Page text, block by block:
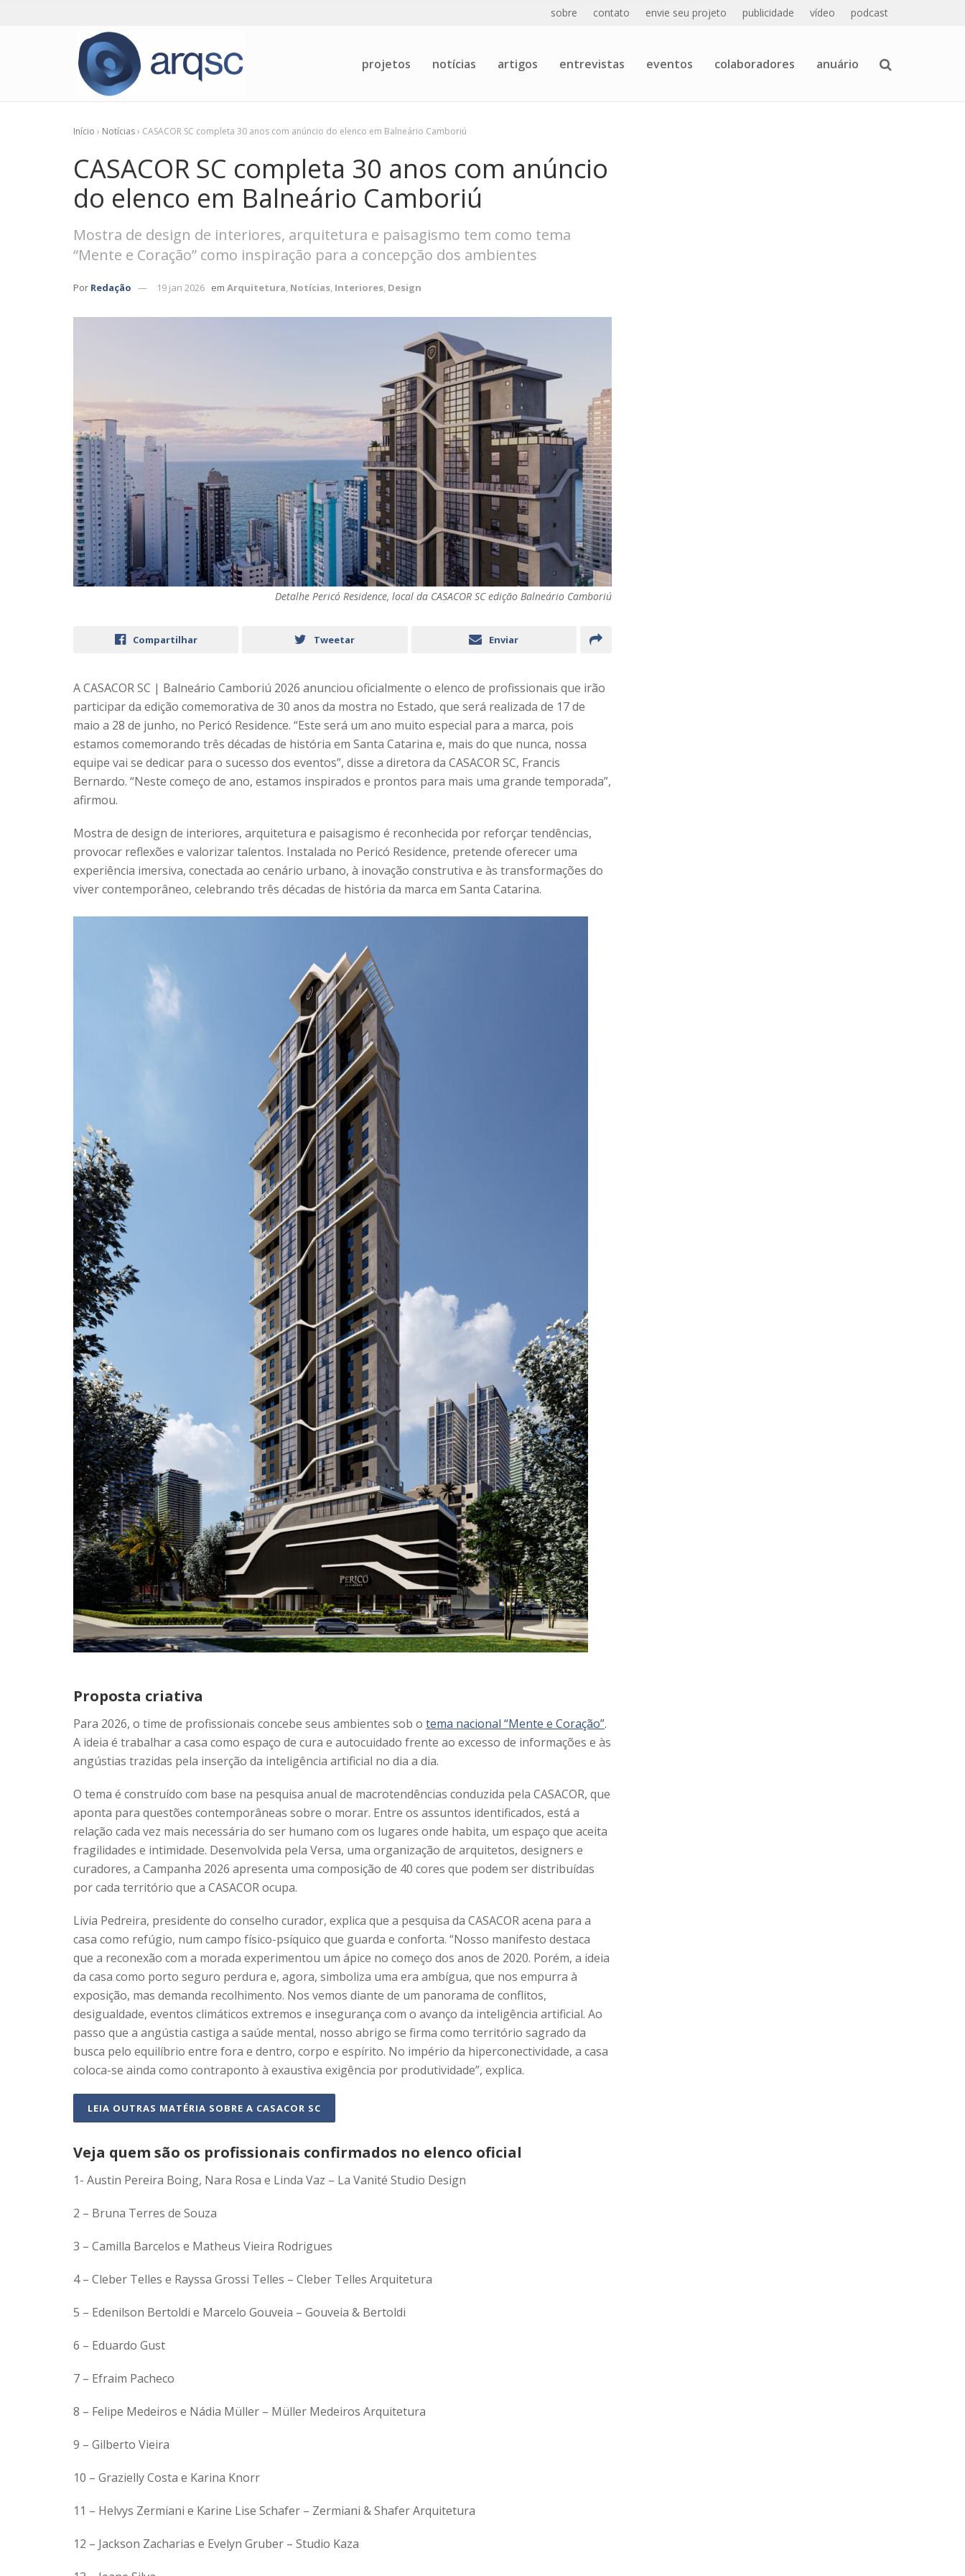
sobre contato envie seu projeto publicidade vídeo podcast
projetos notícias artigos entrevistas eventos colaboradores anuário
Início › Notícias› CASACOR SC completa 30 anos com anúncio do elenco em Balneário Camboriú
CASACOR SC completa 30 anos com anúncio
do elenco em Balneário Camboriú
Mostra de design de interiores, arquitetura e paisagismo tem como tema
“Mente e Coração” como inspiração para a concepção dos ambientes
Por Redação 19 jan 2026 em Arquitetura Notícias Interiores Design
Detalhe Pericó Residence, local da CASACOR SC edição Balneário Camboriú
Compartilhar Tweetar Enviar
A CASACOR SC | Balneário Camboriú 2026 anunciou oficialmente o elenco de profissionais que irão
participar da edição comemorativa de 30 anos da mostra no Estado, que será realizada de 17 de
maio a 28 de junho, no Pericó Residence. “Este será um ano muito especial para a marca, pois
estamos comemorando três décadas de história em Santa Catarina e, mais do que nunca, nossa
equipe vai se dedicar para o sucesso dos eventos”, disse a diretora da CASACOR SC, Francis
Bernardo. “Neste começo de ano, estamos inspirados e prontos para mais uma grande temporada”,
afirmou.
Mostra de design de interiores, arquitetura e paisagismo é reconhecida por reforçar tendências,
provocar reflexões e valorizar talentos. Instalada no Pericó Residence, pretende oferecer uma
experiência imersiva, conectada ao cenário urbano, à inovação construtiva e às transformações do
viver contemporâneo, celebrando três décadas de história da marca em Santa Catarina.
Proposta criativa
Para 2026, o time de profissionais concebe seus ambientes sob o tema nacional “Mente e Coração”.
A ideia é trabalhar a casa como espaço de cura e autocuidado frente ao excesso de informações e às
angústias trazidas pela inserção da inteligência artificial no dia a dia.
O tema é construído com base na pesquisa anual de macrotendências conduzida pela CASACOR, que
aponta para questões contemporâneas sobre o morar. Entre os assuntos identificados, está a
relação cada vez mais necessária do ser humano com os lugares onde habita, um espaço que aceita
fragilidades e intimidade. Desenvolvida pela Versa, uma organização de arquitetos, designers e
curadores, a Campanha 2026 apresenta uma composição de 40 cores que podem ser distribuídas
por cada território que a CASACOR ocupa.
Livia Pedreira, presidente do conselho curador, explica que a pesquisa da CASACOR acena para a
casa como refúgio, num campo físico-psíquico que guarda e conforta. “Nosso manifesto destaca
que a reconexão com a morada experimentou um ápice no começo dos anos de 2020. Porém, a ideia
da casa como porto seguro perdura e, agora, simboliza uma era ambígua, que nos empurra à
exposição, mas demanda recolhimento. Nos vemos diante de um panorama de conflitos,
desigualdade, eventos climáticos extremos e insegurança com o avanço da inteligência artificial. Ao
passo que a angústia castiga a saúde mental, nosso abrigo se firma como território sagrado da
busca pelo equilíbrio entre fora e dentro, corpo e espírito. No império da hiperconectividade, a casa
coloca-se ainda como contraponto à exaustiva exigência por produtividade”, explica.
LEIA OUTRAS MATÉRIA SOBRE A CASACOR SC
Veja quem são os profissionais confirmados no elenco oficial
1- Austin Pereira Boing, Nara Rosa e Linda Vaz – La Vanité Studio Design
2 – Bruna Terres de Souza
3 – Camilla Barcelos e Matheus Vieira Rodrigues
4 – Cleber Telles e Rayssa Grossi Telles – Cleber Telles Arquitetura
5 – Edenilson Bertoldi e Marcelo Gouveia – Gouveia & Bertoldi
6 – Eduardo Gust
7 – Efraim Pacheco
8 – Felipe Medeiros e Nádia Müller – Müller Medeiros Arquitetura
9 – Gilberto Vieira
10 – Grazielly Costa e Karina Knorr
11 – Helvys Zermiani e Karine Lise Schafer – Zermiani & Shafer Arquitetura
12 – Jackson Zacharias e Evelyn Gruber – Studio Kaza